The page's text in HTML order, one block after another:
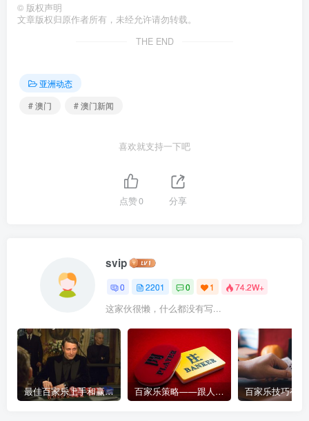
© 版权声明
文章版权归原作者所有，未经允许请勿转载。
THE END
亚洲动态
# 澳门
# 澳门新闻
喜欢就支持一下吧
点赞0 分享
svip
0 2201 0 1 74.2W+
这家伙很懒，什么都没有写...
最佳百家乐上手和赢钱指南 – 终极版 百家乐策略——跟人胜过跟路